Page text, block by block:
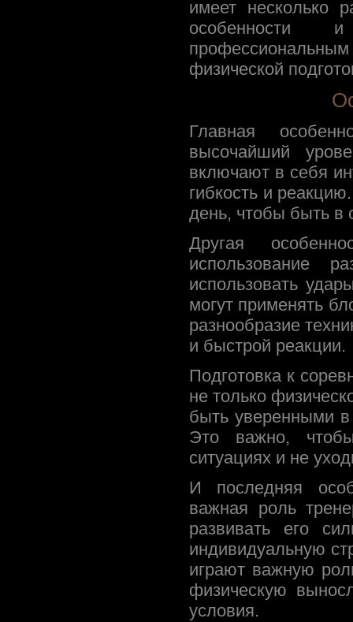
имеет несколько
особенности
физической
Главная
высочайший
включают в себя
гибкость и
день, чтобы быть в
Другая
использование
использовать
могут применять
разнообразие
и быстрой реакции.
Подготовка к
не только
быть уверенными
Это важно,
ситуациях и не
И последняя
важная роль
развивать его
индивидуальную
играют важную
физическую
условия.